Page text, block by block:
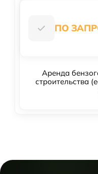
ПО
Аренда
строительства